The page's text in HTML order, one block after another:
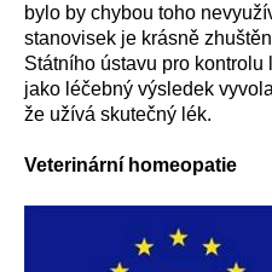
bylo by chybou toho
stanovisek je krásně
Státního ústavu pro
jako léčebný výsledek
že užívá skutečný lék.
Veterinární homeopatie